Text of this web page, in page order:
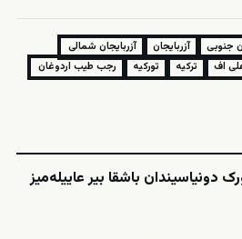
جنوبی آزربایجان
آزربایجان شمالی
اف ترکیه تورکیه رجب طيب اردوغان
باشقا بیر عاییله‌میز